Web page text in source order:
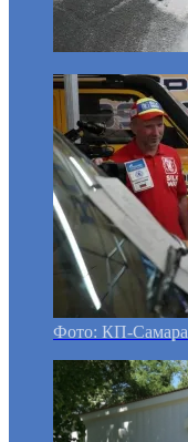
Фото: КП-Самара